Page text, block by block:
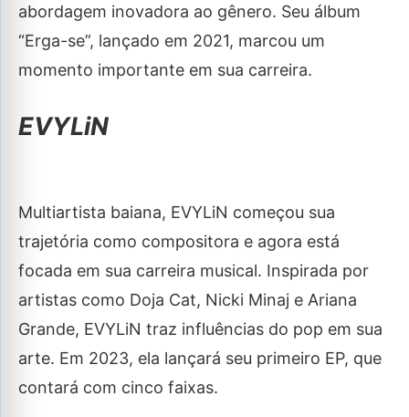
abordagem inovadora ao gênero. Seu álbum
“Erga-se”, lançado em 2021, marcou um
momento importante em sua carreira.
EVYLiN
Multiartista baiana, EVYLiN começou sua
trajetória como compositora e agora está
focada em sua carreira musical. Inspirada por
artistas como Doja Cat, Nicki Minaj e Ariana
Grande, EVYLiN traz influências do pop em sua
arte. Em 2023, ela lançará seu primeiro EP, que
contará com cinco faixas.